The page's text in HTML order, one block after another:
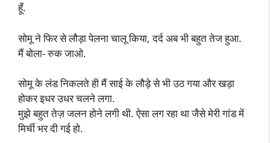
हूँ.
सोमू ने फिर से लौड़ा पेलना चालू किया, दर्द अब भी बहुत तेज हुआ.
मैं बोला- रुक जाओ.
सोमू के लंड निकलते ही मैं साई के लौड़े से भी उठ गया और खड़ा
होकर इधर उधर चलने लगा.
मुझे बहुत तेज़ जलन होने लगी थी. ऐसा लग रहा था जैसे मेरी गांड में
मिर्ची भर दी गई हो.